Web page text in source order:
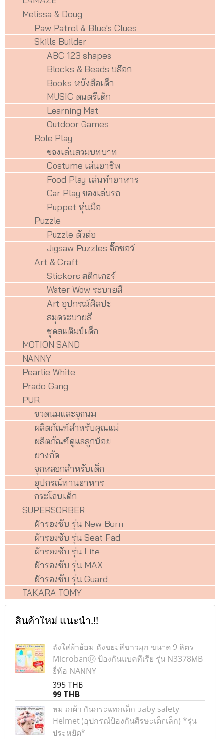
Melissa & Doug
Paw Patrol & Blue's Clues
Skills Builder
ABC 123 shapes
Blocks & Beads บล๊อก
Books หนังสือเด็ก
MUSIC ดนตรีเด็ก
Learning Mat
Outdoor Games
Role Play
ของเล่นสวมบทบาท
Costume เล่นอาชีพ
Food Play เล่นทำอาหาร
Car Play ของเล่นรถ
Puppet หุ่นมือ
Puzzle
Puzzle ตัวต่อ
Jigsaw Puzzles จิ๊กซอว์
Art & Craft
Stickers สติกเกอร์
Water Wow ระบายสี
Art อุปกรณ์ศิลปะ
สมุดระบายสี
ชุดสแต๊มป์เด็ก
MOTION SAND
NANNY
Pearlie White
Prado Gang
PUR
ขวดนมและจุกนม
ผลิตภัณฑ์สำหรับคุณแม่
ผลิตภัณฑ์ดูแลลูกน้อย
ยางกัด
จุกหลอกสำหรับเด็ก
อุปกรณ์ทานอาหาร
กระโถนเด็ก
SUPERSORBER
ผ้ารองซับ รุ่น New Born
ผ้ารองซับ รุ่น Seat Pad
ผ้ารองซับ รุ่น Lite
ผ้ารองซับ รุ่น MAX
ผ้ารองซับ รุ่น Guard
TAKARA TOMY
สินค้าใหม่ แนะนำ.!!
ถังใส่ผ้าอ้อม ถังขยะสีขาวมุก ขนาด 9 ลิตร
MicrobanⓇ ป้องกันแบคทีเรีย รุ่น N3378MB
ยี่ห้อ NANNY
395 THB
99 THB
หมวกผ้า กันกระแทกเด็ก baby safety
Helmet (อุปกรณ์ป้องกันศีรษะเด็กเล็ก) *รุ่น
ประหยัด*